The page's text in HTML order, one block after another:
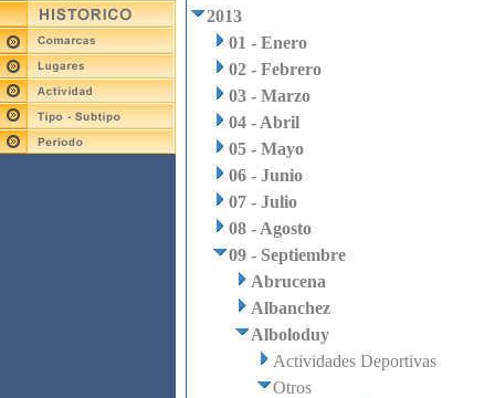
2013
01 - Enero
02 - Febrero
03 - Marzo
04 - Abril
05 - Mayo
06 - Junio
07 - Julio
08 - Agosto
09 - Septiembre
Abrucena
Albanchez
Alboloduy
Actividades Deportivas
Otros